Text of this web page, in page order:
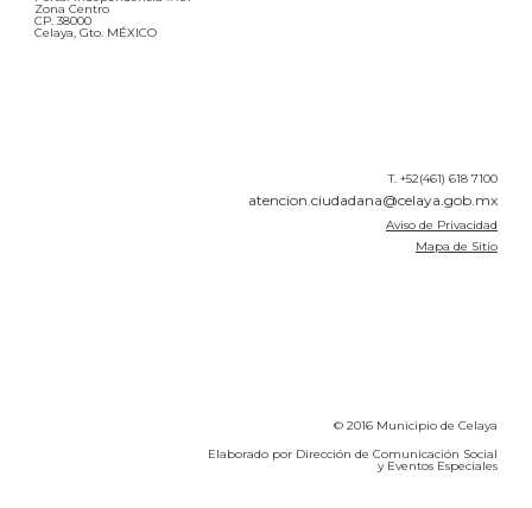
Zona Centro
CP. 38000
Celaya, Gto. MÉXICO
T. +52(461) 618 7100
atencion.ciudadana@celaya.gob.mx
Aviso de Privacidad
Mapa de Sitio
© 2016 Municipio de Celaya
Elaborado por Dirección de Comunicación Social
y Eventos Especiales